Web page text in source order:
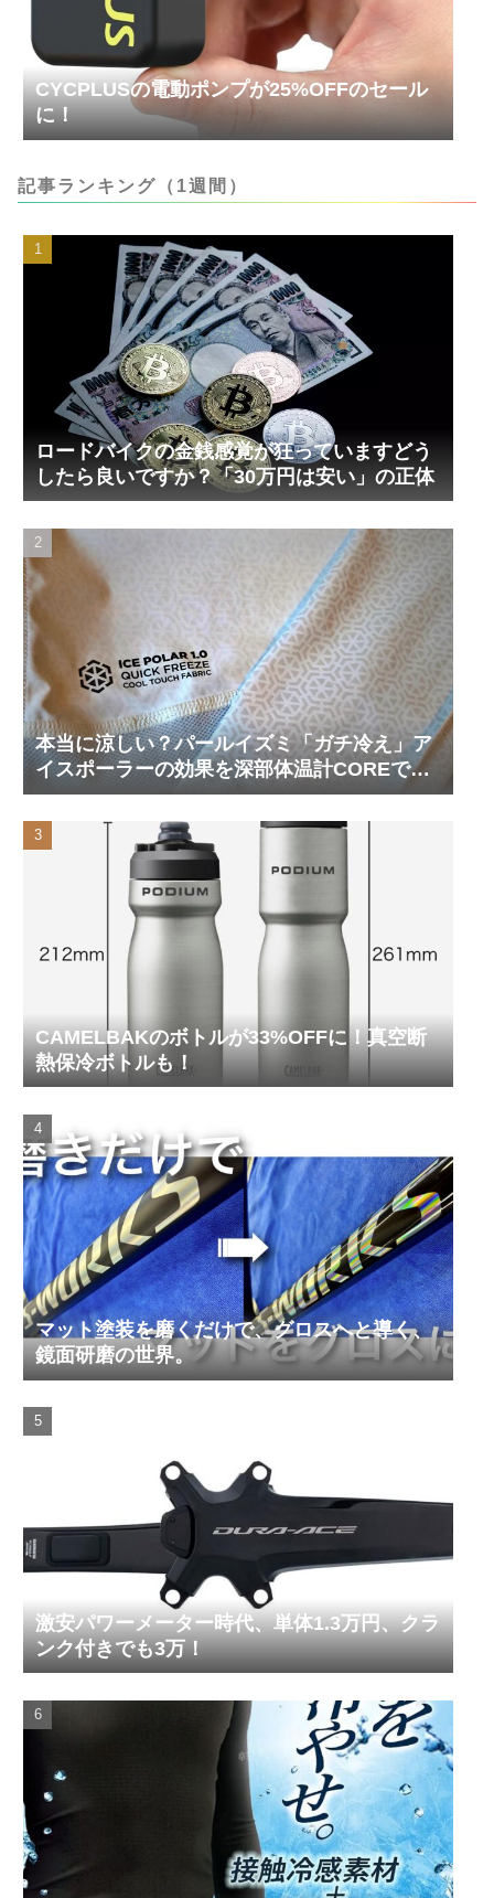
CYCPLUSの電動ポンプが25%OFFのセール
に！
記事ランキング（1週間）
ロードバイクの金銭感覚が狂っていますどう
したら良いですか？「30万円は安い」の正体
本当に涼しい？パールイズミ「ガチ冷え」ア
イスポーラーの効果を深部体温計COREで測
ってみた
CAMELBAKのボトルが33%OFFに！真空断
熱保冷ボトルも！
マット塗装を磨くだけで、グロスへと導く、
鏡面研磨の世界。
激安パワーメーター時代、単体1.3万円、クラ
ンク付きでも3万！